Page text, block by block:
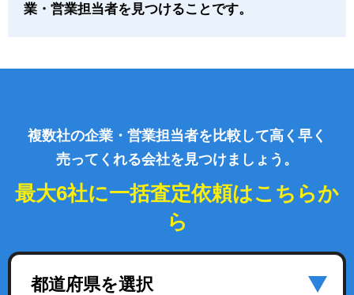
業・営業担当者を見つけることです。
複数社の企業・営業担当者を比較して高く早く
売ってくれる会社を見つけましょう。
最大6社に一括査定依頼はこちらか
ら
都道府県を選択